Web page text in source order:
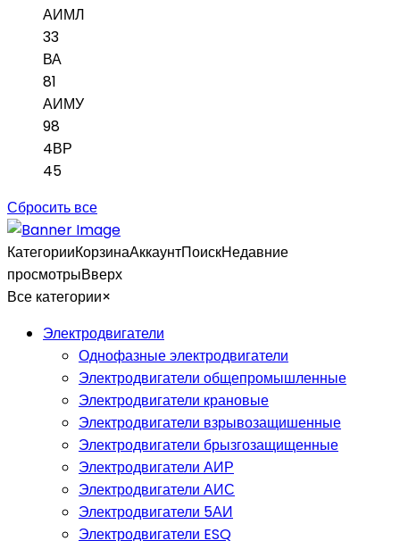
АИМЛ
33
ВА
81
АИМУ
98
4ВР
45
Сбросить все
КатегорииКорзинаАккаунтПоискНедавние
просмотрыВверх
Все категории×
Электродвигатели
Однофазные электродвигатели
Электродвигатели общепромышленные
Электродвигатели крановые
Электродвигатели взрывозащишенные
Электродвигатели брызгозащищенные
Электродвигатели АИР
Электродвигатели АИС
Электродвигатели 5АИ
Электродвигатели ESQ